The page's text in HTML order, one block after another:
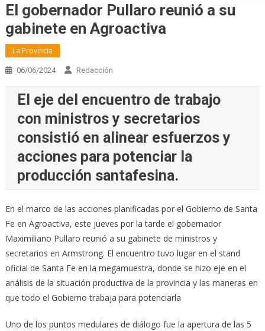
El gobernador Pullaro reunió a su
gabinete en Agroactiva
La Provincia
06/06/2024 Redacción
El eje del encuentro de trabajo
con ministros y secretarios
consistió en alinear esfuerzos y
acciones para potenciar la
producción santafesina.
En el marco de las acciones planificadas por el Gobierno de Santa
Fe en Agroactiva, este jueves por la tarde el gobernador
Maximiliano Pullaro reunió a su gabinete de ministros y
secretarios en Armstrong. El encuentro tuvo lugar en el stand
oficial de Santa Fe en la megamuestra, donde se hizo eje en el
análisis de la situación productiva de la provincia y las maneras en
que todo el Gobierno trabaja para potenciarla
Uno de los puntos medulares de diálogo fue la apertura de las 5